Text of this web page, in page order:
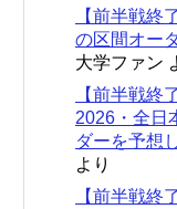
【前半戦終
の区間オー
大学ファン
【前半戦終
2026・全日
ダーを予想
より
【前半戦終